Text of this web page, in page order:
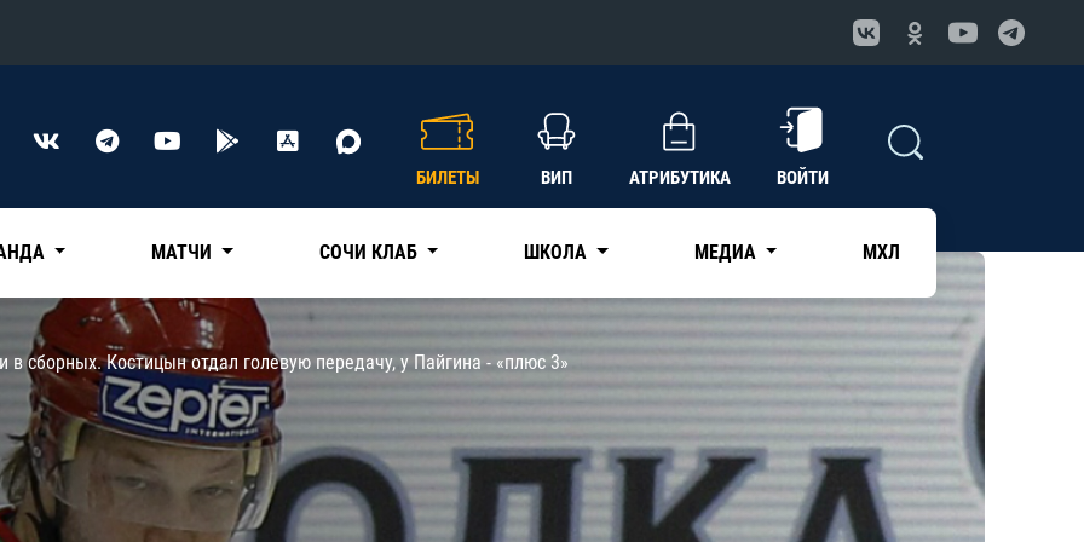
Конференция «Восток»
Нефтехимик
Трактор
Дивизион Чернышева
Авангард
КХЛ
БИЛЕТЫ ВИП АТРИБУТИКА ВОЙТИ
МАТЧИ СОЧИ КЛАБ ШКОЛА МЕДИА МХЛ
в сборных. Костицын отдал голевую передачу, у Пайгина - «плюс 3»